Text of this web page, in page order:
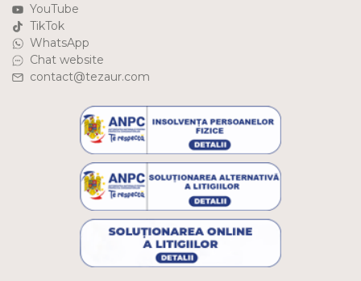
YouTube
TikTok
WhatsApp
Chat website
contact@tezaur.com